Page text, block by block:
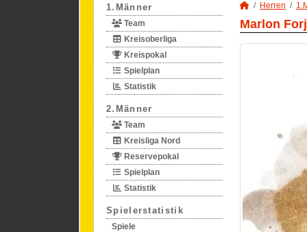
1.Männer
Team
Kreisoberliga
Kreispokal
Spielplan
Statistik
2.Männer
Team
Kreisliga Nord
Reservepokal
Spielplan
Statistik
Spielerstatistik
Spiele
Herren
Marlon